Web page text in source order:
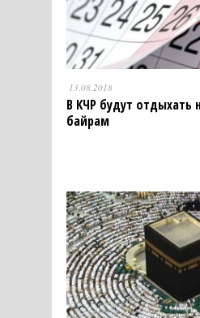
13.08.2018
В КЧР будут отдыхать
байрам